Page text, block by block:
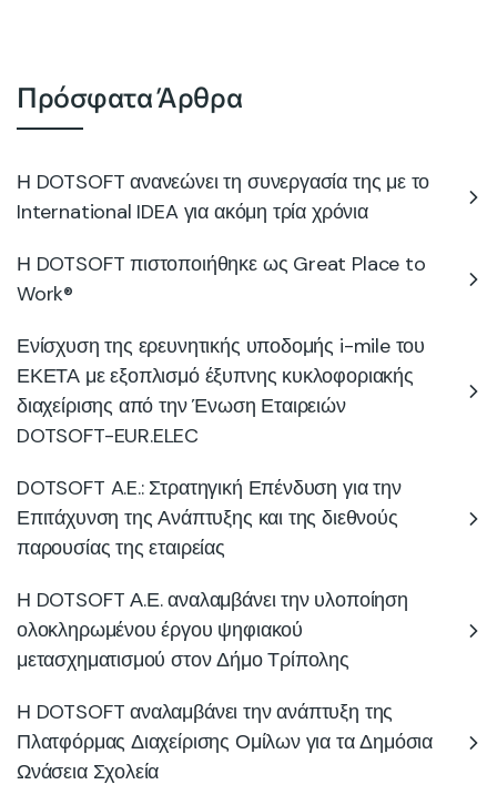
Πρόσφατα Άρθρα
Η DOTSOFT ανανεώνει τη συνεργασία της με το
International IDEA για ακόμη τρία χρόνια
Η DOTSOFT πιστοποιήθηκε ως Great Place to
Work®
Ενίσχυση της ερευνητικής υποδομής i-mile του
ΕΚΕΤΑ με εξοπλισμό έξυπνης κυκλοφοριακής
διαχείρισης από την Ένωση Εταιρειών
DOTSOFT-EUR.ELEC
DOTSOFT A.E.: Στρατηγική Επένδυση για την
Επιτάχυνση της Ανάπτυξης και της διεθνούς
παρουσίας της εταιρείας
Η DOTSOFT Α.Ε. αναλαμβάνει την υλοποίηση
ολοκληρωμένου έργου ψηφιακού
μετασχηματισμού στον Δήμο Τρίπολης
Η DOTSOFT αναλαμβάνει την ανάπτυξη της
Πλατφόρμας Διαχείρισης Ομίλων για τα Δημόσια
Ωνάσεια Σχολεία